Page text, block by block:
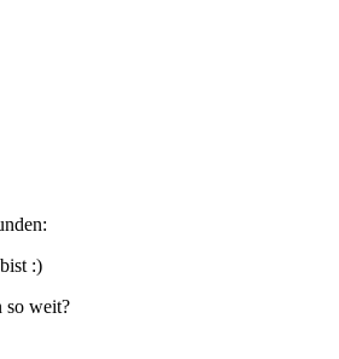
bist :)
so weit?